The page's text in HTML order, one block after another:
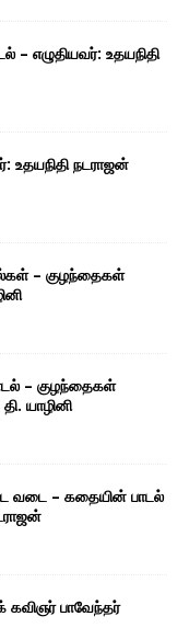
– எழுதியவர்: உதயநிதி
உதயநிதி நடராஜன்
– குழந்தைகள்
– குழந்தைகள்
யாழினி
வடை – கதையின் பாடல்
கவிஞர் பாவேந்தர்